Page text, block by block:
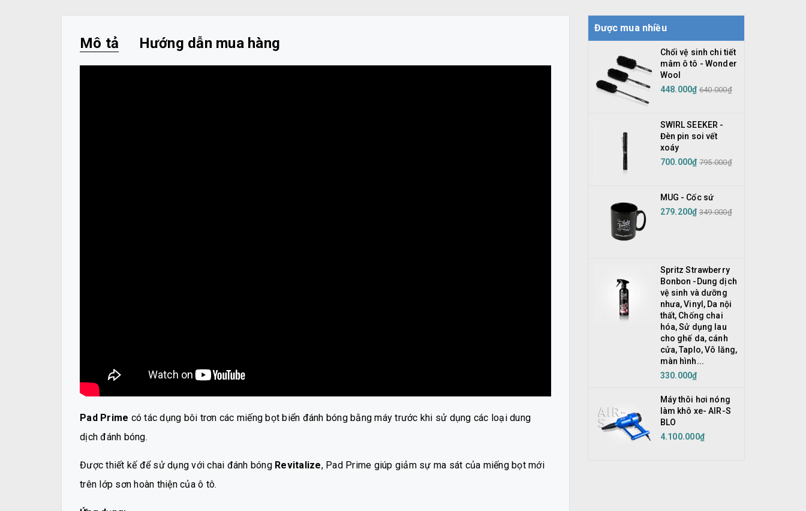
Mô tả Hướng dẫn mua hàng
Pad Prime có tác dụng bôi trơn các miếng bọt biển đánh bóng bằng máy trước khi sử dụng các loại dung
dịch đánh bóng.
Được thiết kế để sử dụng với chai đánh bóng Revitalize, Pad Prime giúp giảm sự ma sát của miếng bọt mới
trên lớp sơn hoàn thiện của ô tô.
Được mua nhiều
Chổi vệ sinh chi tiết
mâm ô tô - Wonder
Wool
448.000₫ 640.000₫
SWIRL SEEKER -
Đèn pin soi vết
xoáy
700.000₫ 795.000₫
MUG - Cốc sứ
279.200₫ 349.000₫
Spritz Strawberry
Bonbon -Dung dịch
vệ sinh và dưỡng
nhưa, Vinyl, Da nội
thất, Chống chai
hóa, Sử dụng lau
cho ghế da, cánh
cửa, Taplo, Vô lăng,
màn hình...
330.000₫
Máy thôi hơi nóng
làm khô xe- AIR-S
BLO
4.100.000₫